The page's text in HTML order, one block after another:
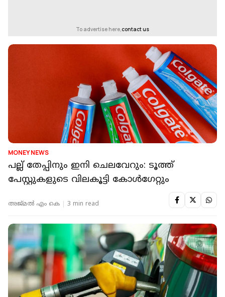
To advertise here, contact us
MONEY NEWS
പല്ല് തേപ്പിനും ഇനി ചെലവേറും: ടൂത്ത്
പേസ്റ്റുകളുടെ വിലകൂട്ടി കോള്‍ഗേറ്റും
അജ്മല്‍ എം കെ 3 min read